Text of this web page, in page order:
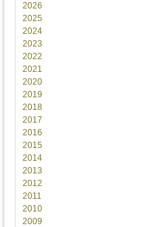
2026
2025
2024
2023
2022
2021
2020
2019
2018
2017
2016
2015
2014
2013
2012
2011
2010
2009